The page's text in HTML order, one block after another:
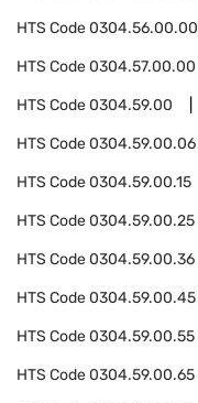
HTS Code0304.56.00.00
HTS Code0304.57.00.00
HTS Code0304.59.00
HTS Code0304.59.00.06
HTS Code0304.59.00.15
HTS Code0304.59.00.25
HTS Code0304.59.00.36
HTS Code0304.59.00.45
HTS Code0304.59.00.55
HTS Code0304.59.00.65